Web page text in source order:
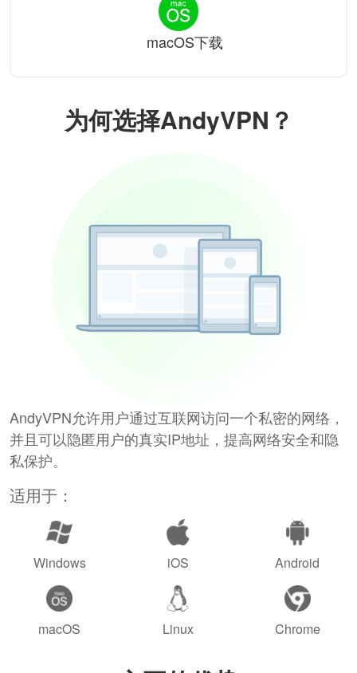
为何选择AndyVPN？
AndyVPN允许用户通过互联网访问一个私密的网络，
并且可以隐匿用户的真实IP地址，提高网络安全和隐
私保护。
适用于：
Windows iOS Android
macOS Linux Chrome
macOS下载